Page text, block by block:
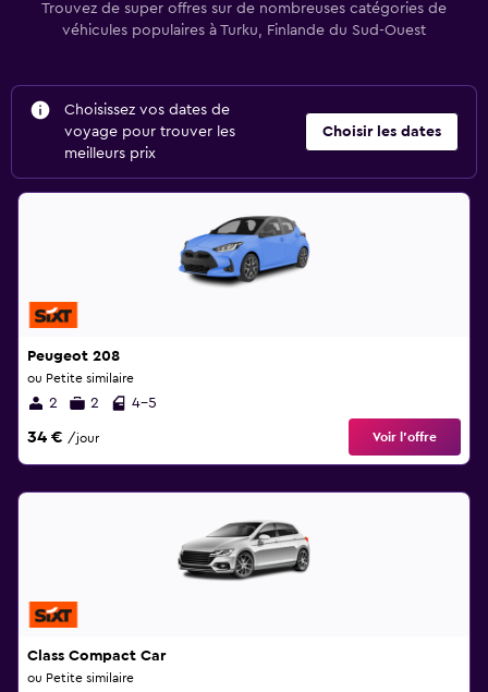
Trouvez de super offres sur de nombreuses catégories de
véhicules populaires à Turku, Finlande du Sud-Ouest
Choisissez vos dates de
voyage pour trouver les
meilleurs prix
Choisir les dates
Peugeot 208
ou Petite similaire
2 2 4-5
34 € /jour Voir l’offre
Class Compact Car
ou Petite similaire